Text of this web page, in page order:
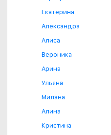
Екатерина
Александра
Алиса
Вероника
Арина
Ульяна
Милана
Алина
Кристина